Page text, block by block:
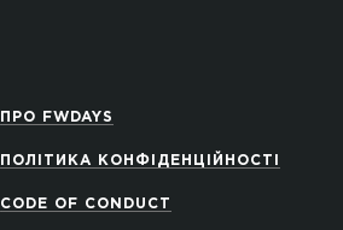
ПРО FWDAYS
ПОЛІТИКА КОНФІДЕНЦІЙНОСТІ
CODE OF CONDUCT